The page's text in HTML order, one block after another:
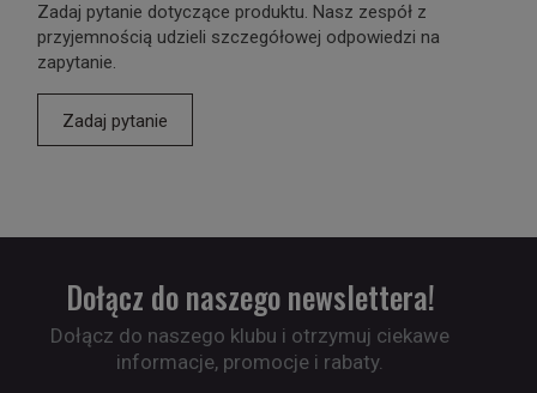
Zadaj pytanie dotyczące produktu. Nasz zespół z
przyjemnością udzieli szczegółowej odpowiedzi na
zapytanie.
Zadaj pytanie
Dołącz do naszego newslettera!
Dołącz do naszego klubu i otrzymuj ciekawe
informacje, promocje i rabaty.